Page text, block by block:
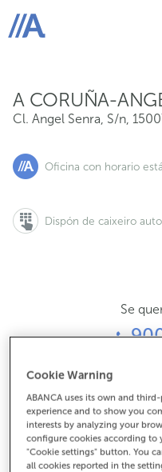
ABANCA
A CORUÑA-
Cl. Angel Senra, S/n,
Oficina con horario
Dispón de caixeiro
Se
Cookie Warning
ABANCA uses its own and
experience and to show you
interests by analyzing your
configure cookies according to
"Cookie settings" button. You
all cookies reported in the
Cl. Angel Senra, S/n,